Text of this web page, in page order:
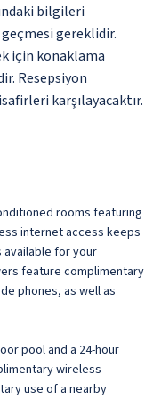
bilgileri
gereklidir.
için konaklama
Resepsiyon
karşılayacaktır.
rooms featuring
internet access keeps
for your
feature complimentary
phones, as well as
pool and a 24-hour
wireless
use of a nearby